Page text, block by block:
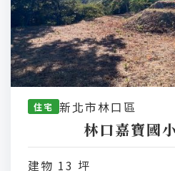
住宅 新北市林口區
林口嘉寶國
建物 13 坪